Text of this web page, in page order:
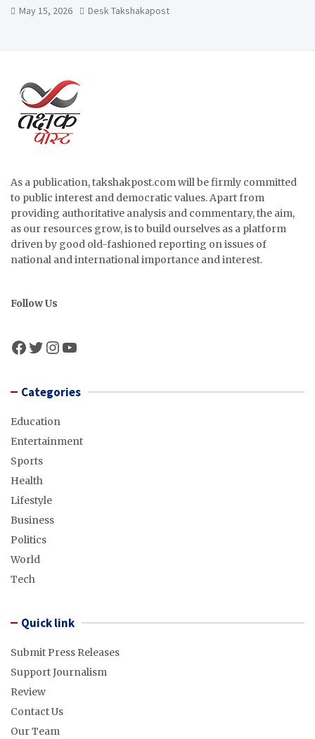
May 15, 2026 Desk Takshakapost
As a publication, takshakpost.com will be firmly committed
to public interest and democratic values. Apart from
providing authoritative analysis and commentary, the aim,
as our resources grow, is to build ourselves as a platform
driven by good old-fashioned reporting on issues of
national and international importance and interest.
Follow Us
Facebook
Twitter
Instagram
YouTube
Categories
Education
Entertainment
Sports
Health
Lifestyle
Business
Politics
World
Tech
Quick link
Submit Press Releases
Support Journalism
Review
Contact Us
Our Team